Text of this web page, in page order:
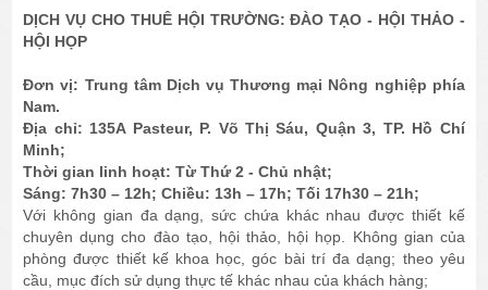
DỊCH VỤ CHO THUÊ HỘI TRƯỜNG: ĐÀO TẠO - HỘI THẢO -
HỘI HỌP
Đơn vị: Trung tâm Dịch vụ Thương mại Nông nghiệp phía
Nam.
Địa chỉ: 135A Pasteur, P. Võ Thị Sáu, Quận 3, TP. Hồ Chí
Minh;
Thời gian linh hoạt: Từ Thứ 2 - Chủ nhật;
Sáng: 7h30 – 12h; Chiều: 13h – 17h; Tối 17h30 – 21h;
Với không gian đa dạng, sức chứa khác nhau được thiết kế
chuyên dụng cho đào tạo, hội thảo, hội họp. Không gian của
phòng được thiết kế khoa học, góc bài trí đa dạng; theo yêu
cầu, mục đích sử dụng thực tế khác nhau của khách hàng;